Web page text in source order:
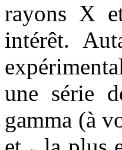
rayons X
intérêt.
une série
gamma (à